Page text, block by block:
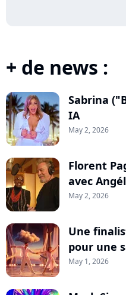
+ de news :
Sabrina
IA
May 2, 2026
Florent
avec
May 2, 2026
Une
pour une
May 1, 2026